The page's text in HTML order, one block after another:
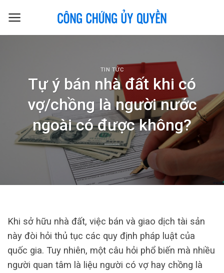
TIN TỨC
Tự ý bán nhà đất khi có
vợ/chồng là người nước
ngoài có được không?
Khi sở hữu nhà đất, việc bán và giao dịch tài sản
này đòi hỏi thủ tục các quy định pháp luật của
quốc gia. Tuy nhiên, một câu hỏi phổ biến mà nhiều
người quan tâm là liệu người có vợ hay chồng là